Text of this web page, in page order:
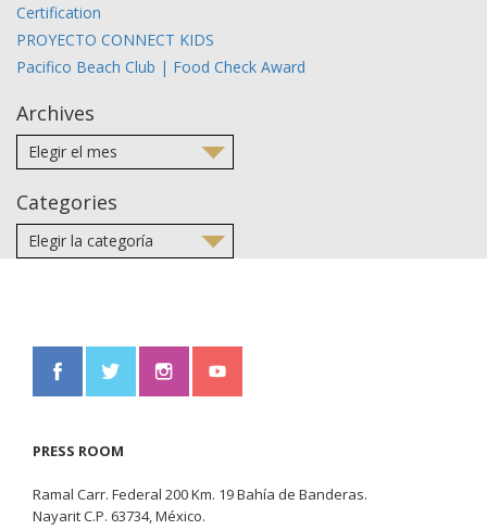
Certification
PROYECTO CONNECT KIDS
Pacifico Beach Club | Food Check Award
Archives
Categories
PRESS ROOM
Ramal Carr. Federal 200 Km. 19 Bahía de Banderas.
Nayarit C.P. 63734, México.